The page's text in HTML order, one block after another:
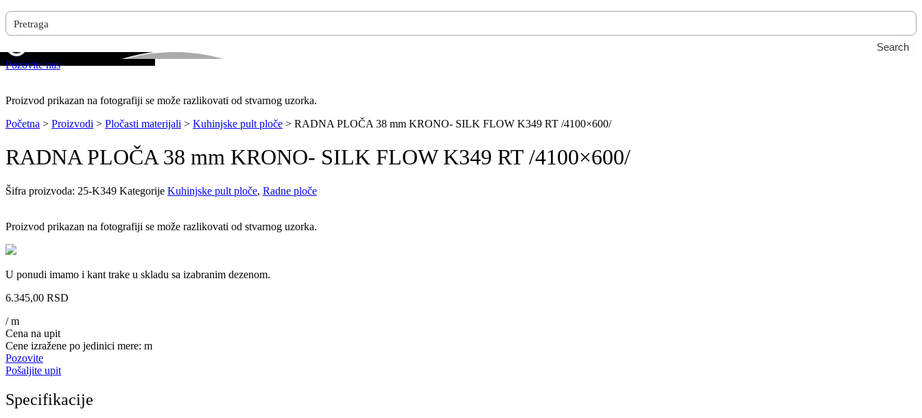
Search
Pozovite nas
Proizvod prikazan na fotografiji se može razlikovati od stvarnog uzorka.
Početna > Proizvodi > Pločasti materijali > Kuhinjske pult ploče > RADNA PLOČA 38 mm KRONO- SILK FLOW K349 RT /4100×600/
RADNA PLOČA 38 mm KRONO- SILK FLOW K349 RT /4100×600/
Šifra proizvoda: 25-K349 Kategorije Kuhinjske pult ploče, Radne ploče
Proizvod prikazan na fotografiji se može razlikovati od stvarnog uzorka.
U ponudi imamo i kant trake u skladu sa izabranim dezenom.
6.345,00 RSD
/ m
Cena na upit
Cene izražene po jedinici mere: m
Pozovite
Pošaljite upit
Specifikacije